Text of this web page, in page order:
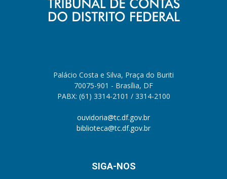
Palácio Costa e Silva, Praça do Buriti
70075-901 - Brasília, DF
PABX: (61) 3314-2101 / 3314-2100
ouvidoria@tc.df.gov.br
biblioteca@tc.df.gov.br
SIGA-NOS